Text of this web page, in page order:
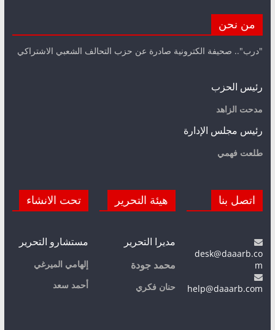
من نحن
"درب".. صحيفة الكترونية صادرة عن حزب التحالف الشعبي الاشتراكي
رئيس الحزب
مدحت الزاهد
رئيس مجلس الإدارة
طلعت فهمي
اتصل بنا
desk@daaarb.co
m
help@daaarb.com
هيئة التحرير
مديرا التحرير
محمد جودة
حنان فكري
تحت الانشاء
مستشارو التحرير
إلهامي الميرغي
أحمد سعد